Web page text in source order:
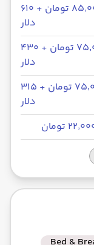
۸۵٬۰۰۰٬۰۰۰ تومان + ۶۱۰
دلار
۷۵٬۰۰۰٬۰۰۰ تومان + ۴۳۰
دلار
۷۵٬۰۰۰٬۰۰۰ تومان + ۳۱۵
دلار
تومان